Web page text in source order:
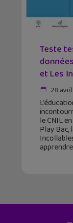
Teste
et Les
28
le CNIL
Play Bac,